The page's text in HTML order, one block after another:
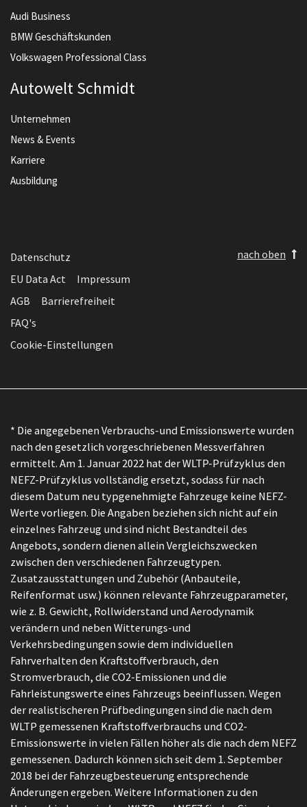
Audi Business
BMW Geschäftskunden
Volkswagen Professional Class
Autowelt Schmidt
Unternehmen
News & Events
Karriere
Ausbildung
Datenschutz
EU Data Act
Impressum
AGB
Barrierefreiheit
FAQ's
Cookie-Einstellungen
nach oben
* Die angegebenen Verbrauchs-und Emissionswerte wurden
nach den gesetzlich vorgeschriebenen Messverfahren
ermittelt. Am 1. Januar 2022 hat der WLTP-Prüfzyklus den
NEFZ-Prüfzyklus vollständig ersetzt, sodass für nach
diesem Datum neu typgenehmigte Fahrzeuge keine NEFZ-
Werte vorliegen. Die Angaben beziehen sich nicht auf ein
einzelnes Fahrzeug und sind nicht Bestandteil des
Angebots, sondern dienen allein Vergleichszwecken
zwischen den verschiedenen Fahrzeugtypen.
Zusatzausstattungen und Zubehör (Anbauteile,
Reifenformat usw.) können relevante Fahrzeugparameter,
wie z. B. Gewicht, Rollwiderstand und Aerodynamik
verändern und neben Witterungs-und
Verkehrsbedingungen sowie dem individuellen
Fahrverhalten den Kraftstoffverbrauch, den
Stromverbrauch, die CO2-Emissionen und die
Fahrleistungswerte eines Fahrzeugs beeinflussen. Wegen
der realistischeren Prüfbedingungen sind die nach dem
WLTP gemessenen Kraftstoffverbrauchs und CO2-
Emissionswerte in vielen Fällen höher als die nach dem NEFZ
gemessenen. Dadurch können sich seit dem 1. September
2018 bei der Fahrzeugbesteuerung entsprechende
Änderungen ergeben. Weitere Informationen zu den